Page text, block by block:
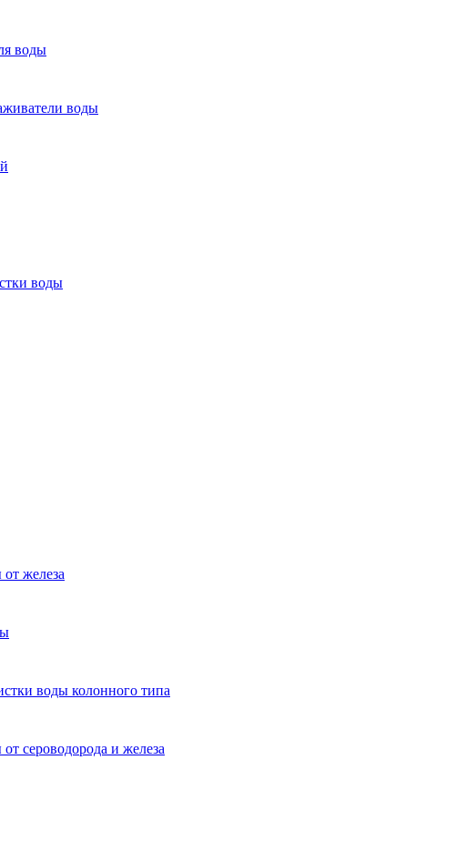
воды
воды
воды
железа
воды колонного типа
сероводорода и железа